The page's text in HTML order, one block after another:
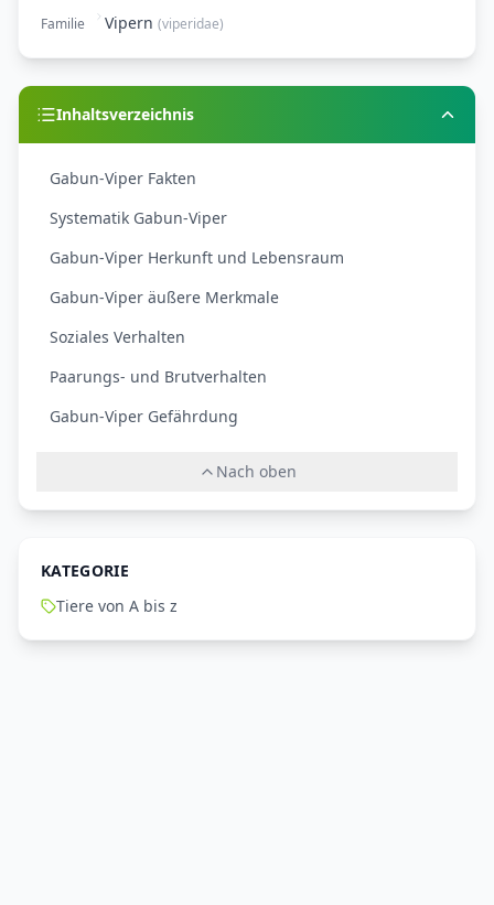
Familie
Vipern (viperidae)
Inhaltsverzeichnis
Gabun-Viper Fakten
Systematik Gabun-Viper
Gabun-Viper Herkunft und Lebensraum
Gabun-Viper äußere Merkmale
Soziales Verhalten
Paarungs- und Brutverhalten
Gabun-Viper Gefährdung
Nach oben
KATEGORIE
Tiere von A bis z